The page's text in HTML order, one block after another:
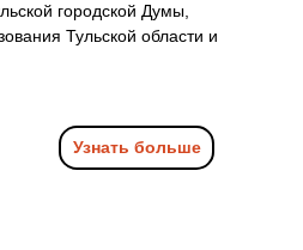
городской Думы,
Тульской области и
Узнать больше